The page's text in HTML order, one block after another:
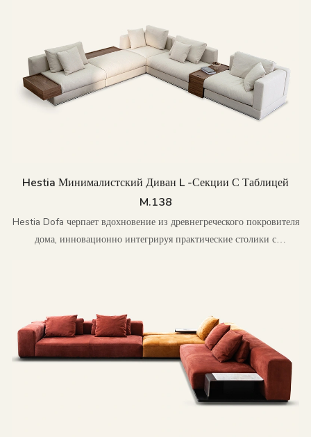
Hestia Минималистский Диван L -секции С Таблицей
M.138
Hestia Dofa черпает вдохновение из древнегреческого покровителя
дома, инновационно интегрируя практические столики с